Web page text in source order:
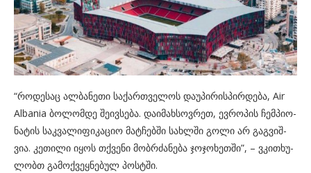
“რო­დე­საც ალ­ბა­ნე­თი სა­ქარ­თვე­ლოს და­უ­პი­რის­პირ­დე­ბა, Air
Albania ბო­ლომ­დე შე­ივ­სე­ბა. და­ი­მახ­სოვ­რეთ, ევ­რო­პის ჩემ­პი­ო­
ნა­ტის საკ­ვა­ლი­ფი­კა­ციო მატ­ჩებ­ში სახ­ლში გოლი არ გაგ­ვიშ­
ვია. კე­თი­ლი იყოს თქვე­ნი მობ­რძა­ნე­ბა ჯო­ჯო­ხეთ­ში”, – ვკი­თხუ­
ლობთ გა­მოქ­ვეყ­ნე­ბულ პოს­ტში.